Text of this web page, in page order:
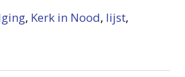
, Kerk in Nood, lijst,